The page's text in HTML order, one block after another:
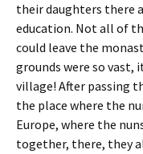
their daughters there
education. Not all of
could leave the
grounds were so
village! After passing
the place where the
Europe, where the
together, there, they